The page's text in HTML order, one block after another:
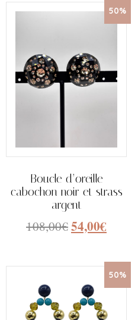
50%
Boucle d’oreille
cabochon noir et strass
argent
108,00€54,00€
50%